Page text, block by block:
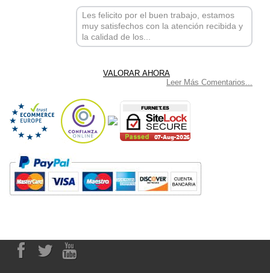
Les felicito por el buen trabajo, estamos
muy satisfechos con la atención recibida y
la calidad de los...
Leer Más Comentarios...